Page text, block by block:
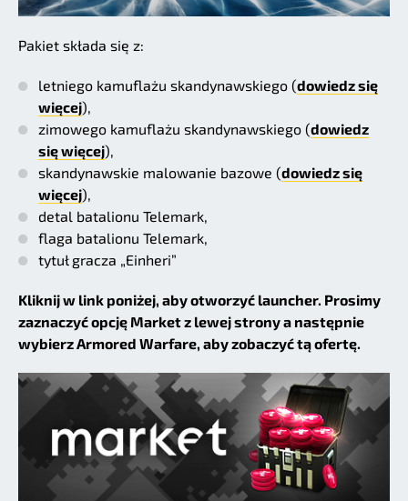
Pakiet składa się z:
letniego kamuflażu skandynawskiego (dowiedz się
więcej),
zimowego kamuflażu skandynawskiego (dowiedz
się więcej),
skandynawskie malowanie bazowe (dowiedz się
więcej),
detal batalionu Telemark,
flaga batalionu Telemark,
tytuł gracza „Einheri”
Kliknij w link poniżej, aby otworzyć launcher. Prosimy
zaznaczyć opcję Market z lewej strony a następnie
wybierz Armored Warfare, aby zobaczyć tą ofertę.